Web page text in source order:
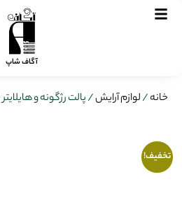
آگاف شاپ
خانه/لوازم آرایش/ پالت رژگونه و هایلایتر 6 Francis
تخفیف!